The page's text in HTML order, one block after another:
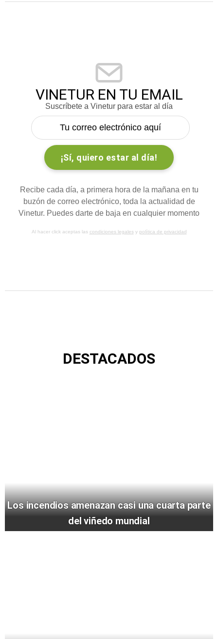
VINETUR EN TU EMAIL
Suscríbete a Vinetur para estar al día
Recibe cada día, a primera hora de la mañana en tu
buzón de correo electrónico, toda la actualidad de
Vinetur. Puedes darte de baja en cualquier momento
Al hacer click aceptas las condiciones legalesy política de privacidad
DESTACADOS
Los incendios amenazan casi una cuarta parte
del viñedo mundial